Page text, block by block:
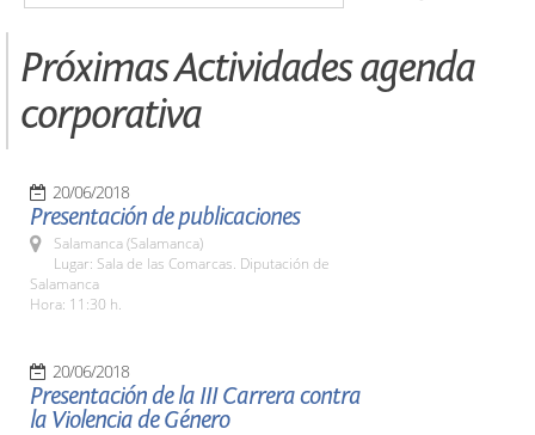
Próximas Actividades agenda
corporativa
20/06/2018
Presentación de publicaciones
Salamanca (Salamanca)
Lugar: Sala de las Comarcas. Diputación de
Salamanca
Hora: 11:30 h.
20/06/2018
Presentación de la III Carrera contra
la Violencia de Género